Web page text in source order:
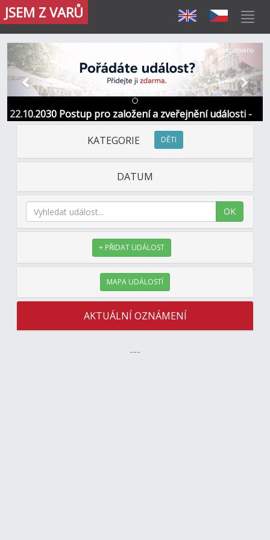
JSEM Z VARŮ
22.10.2030 Postup pro založení a zveřejnění události -
Informace / kontakt
Předchozí Další
Sponzorováno
KATEGORIE DĚTI
DATUM
OK
+ PŘIDAT UDÁLOST
MAPA UDÁLOSTÍ
AKTUÁLNÍ OZNÁMENÍ
---